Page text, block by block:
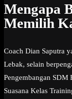
Mengapa
Memilih
Coach Dian Saputra
Lebak, selain
Pengembangan SDM
Suasana Kelas